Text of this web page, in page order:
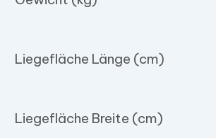
Liegefläche Länge (cm)
Liegefläche Breite (cm)